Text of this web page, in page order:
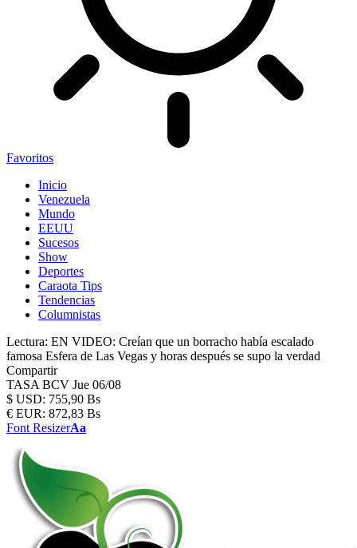
Favoritos
Inicio
Venezuela
Mundo
EEUU
Sucesos
Show
Deportes
Caraota Tips
Tendencias
Columnistas
Lectura: EN VIDEO: Creían que un borracho había escalado
famosa Esfera de Las Vegas y horas después se supo la verdad
Compartir
TASA BCV Jue 06/08
$ USD: 755,90 Bs
€ EUR: 872,83 Bs
Font ResizerAa